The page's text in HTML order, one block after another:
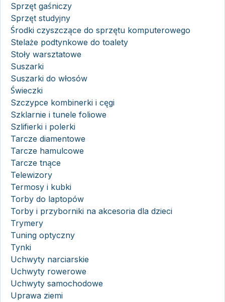
Sprzęt gaśniczy
Sprzęt studyjny
Środki czyszczące do sprzętu komputerowego
Stelaże podtynkowe do toalety
Stoły warsztatowe
Suszarki
Suszarki do włosów
Świeczki
Szczypce kombinerki i cęgi
Szklarnie i tunele foliowe
Szlifierki i polerki
Tarcze diamentowe
Tarcze hamulcowe
Tarcze tnące
Telewizory
Termosy i kubki
Torby do laptopów
Torby i przyborniki na akcesoria dla dzieci
Trymery
Tuning optyczny
Tynki
Uchwyty narciarskie
Uchwyty rowerowe
Uchwyty samochodowe
Uprawa ziemi